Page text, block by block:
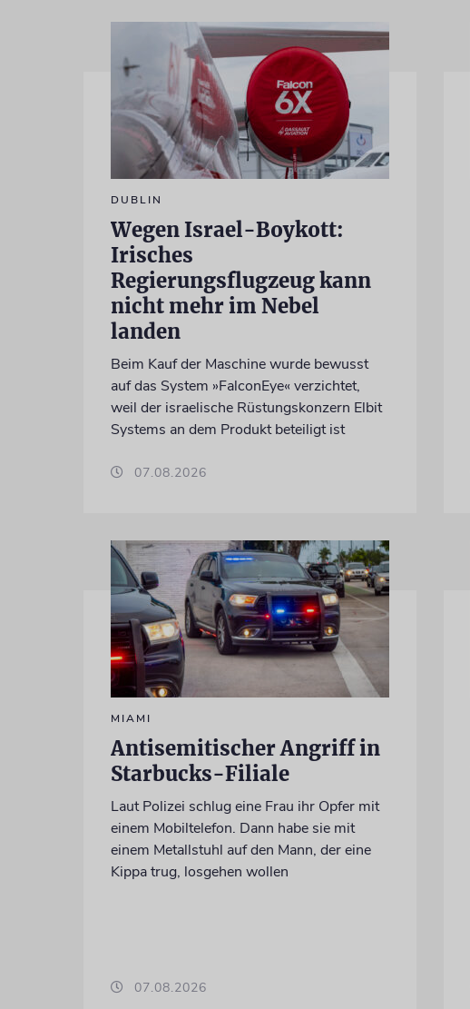
DUBLIN
Wegen Israel-Boykott:
Irisches
Regierungsflugzeug kann
nicht mehr im Nebel
landen
Beim Kauf der Maschine wurde bewusst
auf das System »FalconEye« verzichtet,
weil der israelische Rüstungskonzern Elbit
Systems an dem Produkt beteiligt ist
07.08.2026
MIAMI
Antisemitischer Angriff in
Starbucks-Filiale
Laut Polizei schlug eine Frau ihr Opfer mit
einem Mobiltelefon. Dann habe sie mit
einem Metallstuhl auf den Mann, der eine
Kippa trug, losgehen wollen
07.08.2026